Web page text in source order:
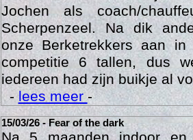
doen. Ze vulde het busje
Jochen als coach/
Scherpenzeel. Na dik
onze Berketrekkers aan
competitie 6 tallen, dus
iedereen had zijn buikje al
-lees meer-